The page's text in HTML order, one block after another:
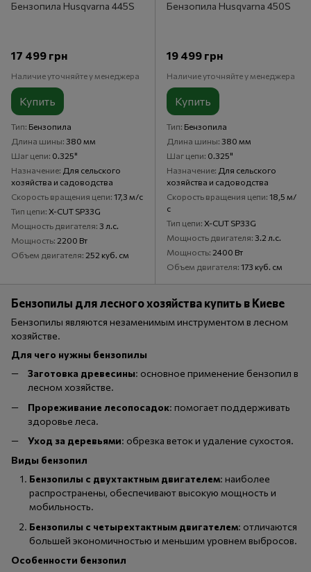
Бензопила Husqvarna 445S
17 499 грн
Наличие уточняйте у менеджера
Купить
Тип Бензопила
Длина шины 380 мм
Шаг цепи 0.325"
Назначение Для сельского
хозяйства и садоводства
Скорость вращения цепи 17,3 м/с
Тип цепи X-CUT SP33G
Мощность двигателя 3 л.с.
Мощность 2200 Вт
Объем двигателя 252 куб. см
Бензопила Husqvarna 450S
19 499 грн
Наличие уточняйте у менеджера
Купить
Тип Бензопила
Длина шины 380 мм
Шаг цепи 0.325"
Назначение Для сельского
хозяйства и садоводства
Скорость вращения цепи 18,5 м/
с
Тип цепи X-CUT SP33G
Мощность двигателя 3.2 л.с.
Мощность 2400 Вт
Объем двигателя 173 куб. см
Бензопилы для лесного хозяйства купить в Киеве
Бензопилы являются незаменимым инструментом в лесном
хозяйстве.
Для чего нужны бензопилы
Заготовка древесины: основное применение бензопил в
лесном хозяйстве.
Прореживание лесопосадок: помогает поддерживать
здоровье леса.
Уход за деревьями: обрезка веток и удаление сухостоя.
Виды бензопил
Бензопилы с двухтактным двигателем: наиболее
распространены, обеспечивают высокую мощность и
мобильность.
Бензопилы с четырехтактным двигателем: отличаются
большей экономичностью и меньшим уровнем выбросов.
Особенности бензопил